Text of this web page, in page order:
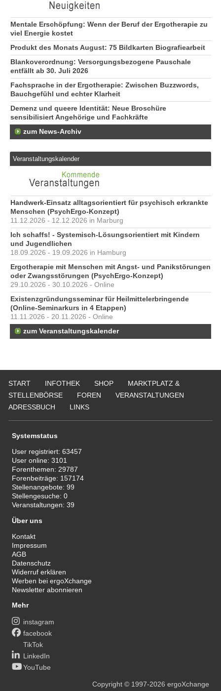
Mentale Erschöpfung: Wenn der Beruf der Ergotherapie zu
viel Energie kostet
Produkt des Monats August: 75 Bildkarten Biografiearbeit
Blankoverordnung: Versorgungsbezogene Pauschale
entfällt ab 30. Juli 2026
Fachsprache in der Ergotherapie: Zwischen Buzzwords,
Bauchgefühl und echter Klarheit
Demenz und queere Identität: Neue Broschüre
sensibilisiert Angehörige und Fachkräfte
zum News-Archiv
Veranstaltungskalender
Handwerk-Einsatz alltagsorientiert für psychisch erkrankte
Menschen (PsychErgo-Konzept)
11.12.2026 - 12.12.2026 in Marburg
Ich schaffs! - Systemisch-Lösungsorientiert mit Kindern
und Jugendlichen
18.09.2026 - 19.09.2026 in Hamburg
Ergotherapie mit Menschen mit Angst- und Panikstörungen
oder Zwangsstörungen (PsychErgo-Konzept)
29.10.2026 - 30.10.2026 - Online
Existenzgründungsseminar für Heilmittelerbringende
(Online-Seminarkurs in 4 Etappen)
11.11.2026 - 20.11.2026 - Online
zum Veranstaltungskalender
START INFOTHEK SHOP
MARKTPLATZ &
STELLENBÖRSE
FOREN
VERANSTALTUNGEN
ADRESSBUCH
LINKS
Systemstatus
User registriert:63457
User online:3101
Forenthemen: 29787
Forenbeiträge: 157174
Stellenangebote:99
Stellengesuche:0
Veranstaltungen:39
Über uns
Kontakt
Impressum
AGB
Datenschutz
Widerruf erklären
Werben bei ergoXchange
Newsletter abonnieren
Mehr
instagram
facebook
TikTok
LinkedIn
YouTube
Copyright© 1997-2026 ergoXchange